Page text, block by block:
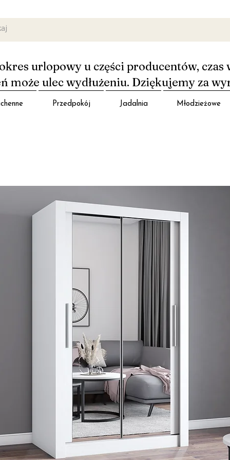
urlopowy u części producentów,
może ulec wydłużeniu. Dziękujemy za
Przedpokój Jadalnia Młodzieżowe